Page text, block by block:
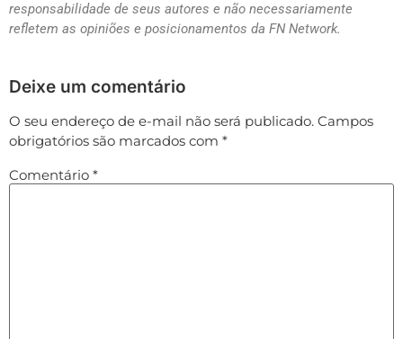
responsabilidade de seus autores e não necessariamente
refletem as opiniões e posicionamentos da FN Network.
Deixe um comentário
O seu endereço de e-mail não será publicado. Campos
obrigatórios são marcados com *
Comentário *